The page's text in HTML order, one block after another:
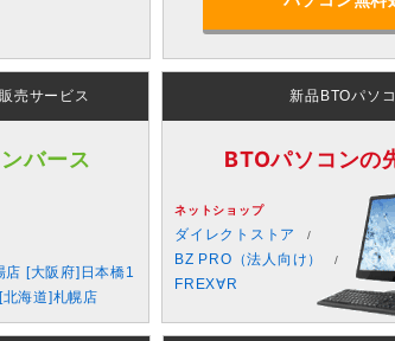
売サービス
バース
店 [大阪府]日本橋1
海道]札幌店
新品BTOパソ
BTOパソコンの
ネットショップ
ダイレクトストア
BZ PRO（法人向け）
FREX∀R